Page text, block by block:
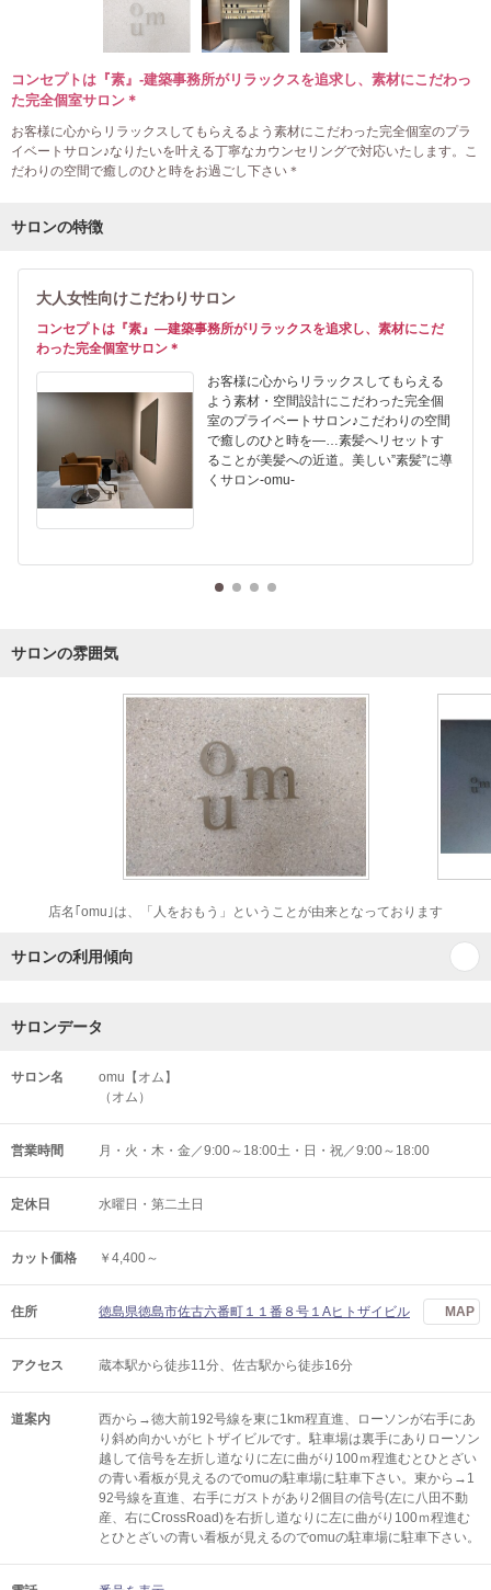
コンセプトは『素』-建築事務所がリラックスを追求し、素材にこだわっ
た完全個室サロン＊
お客様に心からリラックスしてもらえるよう素材にこだわった完全個室のプラ
イベートサロン♪なりたいを叶える丁寧なカウンセリングで対応いたします。こ
だわりの空間で癒しのひと時をお過ごし下さい＊
サロンの特徴
大人女性向けこだわりサロン
コンセプトは『素』―建築事務所がリラックスを追求し、素材にこだ
わった完全個室サロン＊
お客様に心からリラックスしてもらえる
よう素材・空間設計にこだわった完全個
室のプライベートサロン♪こだわりの空間
で癒しのひと時を―…素髪へリセットす
ることが美髪への近道。美しい”素髪”に導
くサロン-omu-
サロンの雰囲気
店名｢omu｣は、「人をおもう」ということが由来となっております
サロンの利用傾向
サロンデータ
サロン名
omu【オム】
（オム）
営業時間 月・火・木・金／9:00～18:00土・日・祝／9:00～18:00
定休日 水曜日・第二土日
カット価格 ￥4,400～
住所 徳島県徳島市佐古六番町１１番８号１Aヒトザイビル MAP
アクセス 蔵本駅から徒歩11分、佐古駅から徒歩16分
道案内
西から→徳大前192号線を東に1km程直進、ローソンが右手にあ
り斜め向かいがヒトザイビルです。駐車場は裏手にありローソン
越して信号を左折し道なりに左に曲がり100ｍ程進むとひとざい
の青い看板が見えるのでomuの駐車場に駐車下さい。東から→1
92号線を直進、右手にガストがあり2個目の信号(左に八田不動
産、右にCrossRoad)を右折し道なりに左に曲がり100ｍ程進む
とひとざいの青い看板が見えるのでomuの駐車場に駐車下さい。